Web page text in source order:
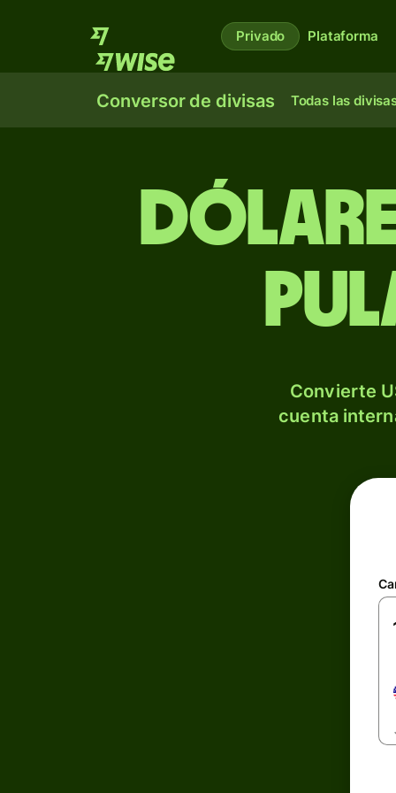
Privado Plataforma
Conversor de divisas Todas las
Convierte
cuenta